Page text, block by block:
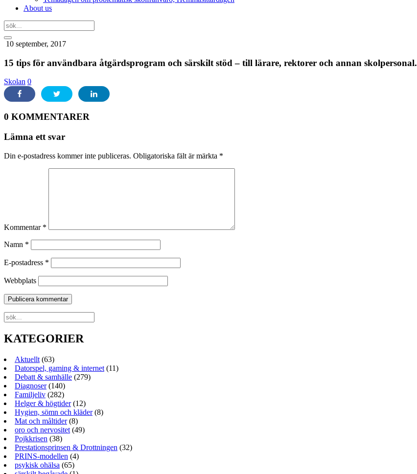
About us
10 september, 2017
15 tips för användbara åtgärdsprogram och särskilt stöd – till lärare, rektorer och annan skolpersonal.
Skolan 0
0 KOMMENTARER
Lämna ett svar
Din e-postadress kommer inte publiceras. Obligatoriska fält är märkta *
Kommentar *
Namn *
E-postadress *
Webbplats
KATEGORIER
Aktuellt (63)
Datorspel, gaming & internet (11)
Debatt & samhälle (279)
Diagnoser(140)
Familjeliv (282)
Helger & högtider(12)
Hygien, sömn och kläder(8)
Mat och måltider(8)
oro och nervositet (49)
Pojkkrisen (38)
Prestationsprinsen & Drottningen (32)
PRINS-modellen (4)
psykisk ohälsa (65)